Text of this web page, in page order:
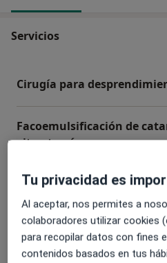
Servicios
Cirugía para
Facoemulsificación de
vitrectomía
Vitrectomía anterior en
cataratas
Primera visita
Tu privacidad es
Al aceptar, nos permites a
colaboradores utilizar cookies
para recopilar datos con fines
contenidos basados en tus